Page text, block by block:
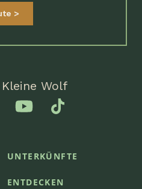
Wolf
UNTERKÜNFTE
ENTDECKEN